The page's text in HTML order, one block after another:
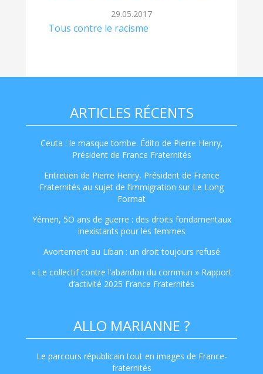
29.05.2017
Tous contre le racisme
ARTICLES RÉCENTS
Ceuta : le masque tombe. Édito de Pierre Henry,
Président de France Fraternités
Entretien de Pierre Henry, Président de France
Fraternités au sujet de l’immigration sur Le Long
Format
Yémen, 5O ans de guerre : des droits fondamentaux
inexistants pour les femmes
Avortement au Liban : un droit toujours refusé
« Le collectif contre l’abandon du commun » Rapport
d’activité 2025 France Fraternités
ALLO MARIANNE ?
Le parcours républicain tout en images de France-
fraternités